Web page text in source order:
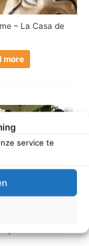
service te
– La Casa de
more